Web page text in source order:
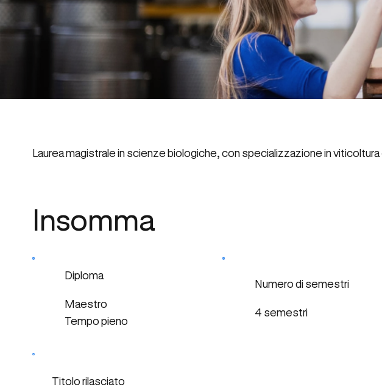
Laurea magistrale in scienze biologiche, con specializzazione in
Insomma
Diploma
Maestro
Tempo pieno
Numero di semestri
4 semestri
Titolo rilasciato